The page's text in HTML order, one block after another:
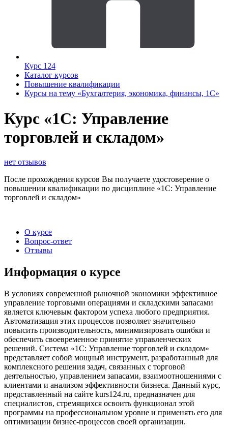
Курс 124
Каталог курсов
Повышение квалификации
Курсы на тему «Бухгалтерия, экономика, финансы, 1С»
Курс «1С: Управление
торговлей и складом»
нет отзывов
После прохождения курсов Вы получаете удостоверение о
повышении квалификации по дисциплине «1С: Управление
торговлей и складом»
О курсе
Вопрос-ответ
Отзывы
Информация о курсе
В условиях современной рыночной экономики эффективное
управление торговыми операциями и складскими запасами
является ключевым фактором успеха любого предприятия.
Автоматизация этих процессов позволяет значительно
повысить производительность, минимизировать ошибки и
обеспечить своевременное принятие управленческих
решений. Система «1С: Управление торговлей и складом»
представляет собой мощный инструмент, разработанный для
комплексного решения задач, связанных с торговой
деятельностью, управлением запасами, взаимоотношениями с
клиентами и анализом эффективности бизнеса. Данный курс,
представленный на сайте kurs124.ru, предназначен для
специалистов, стремящихся освоить функционал этой
программы на профессиональном уровне и применять его для
оптимизации бизнес-процессов своей организации.